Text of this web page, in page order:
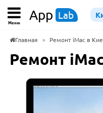
Меню App Lab
Главная » Ремонт iMac в
Ремонт